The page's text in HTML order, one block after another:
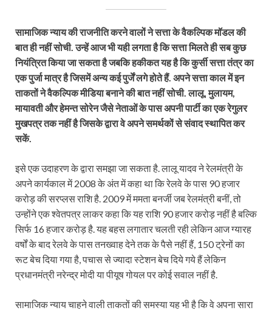
सामाजिक न्याय की राजनीति करने वालों ने सत्ता के वैकल्पिक मॉडल की
बात ही नहीं सोची. उन्हें आज भी यही लगता है कि सत्ता मिलते ही सब कुछ
नियंत्रित किया जा सकता है जबकि हकीकत यह है कि कुर्सी सत्ता तंत्र का
एक पुर्जा मात्र है जिसमें अन्य कई पुर्जें लगे होते हैं. अपने सत्ता काल में इन
ताकतों ने वैकल्पिक मीडिया बनाने की बात नहीं सोची. लालू, मुलायम,
मायावती और हेमन्त सोरेन जैसे नेताओं के पास अपनी पार्टी का एक रेगुलर
मुखपत्र तक नहीं है जिसके द्वारा वे अपने समर्थकों से संवाद स्थापित कर
सकें.
इसे एक उदाहरण के द्वारा समझा जा सकता है. लालू यादव ने रेलमंत्री के
अपने कार्यकाल में 2008 के अंत में कहा था कि रेलवे के पास 90 हजार
करोड़ की सरप्लस राशि है. 2009 में ममता बनर्जी जब रेलमंत्री बनीं, तो
उन्होंने एक श्वेतपत्र लाकर कहा कि यह राशि 90 हजार करोड़ नहीं है बल्कि
सिर्फ 16 हजार करोड़ है. यह बहस लगातार चलती रही लेकिन आज ग्यारह
वर्षों के बाद रेलवे के पास तनख्वाह देने तक के पैसे नहीं हैं, 150 ट्रेनों का
रूट बेच दिया गया है, पचास से ज्यादा स्टेशन बेच दिये गये हैं लेकिन
प्रधानमंत्री नरेन्द्र मोदी या पीयूष गोयल पर कोई सवाल नहीं है.
सामाजिक न्याय चाहने वाली ताकतों की समस्या यह भी है कि वे अपना सारा